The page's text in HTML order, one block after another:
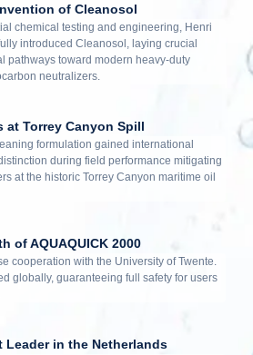
of Cleanosol
chemical testing and engineering, Henri
introduced Cleanosol, laying crucial
pathways toward modern heavy-duty
neutralizers.
at Torrey Canyon Spill
formulation gained international
during field performance mitigating
at the historic Torrey Canyon maritime oil
of AQUAQUICK 2000
cooperation with the University of Twente.
globally, guaranteeing full safety for users
Leader in the Netherlands